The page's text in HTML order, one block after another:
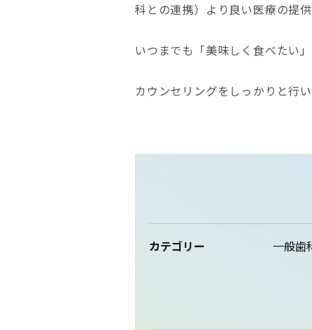
科との連携）より良い医療の提供
いつまでも「美味しく食べたい
カウンセリングをしっかりと行
カテゴリー 一般歯